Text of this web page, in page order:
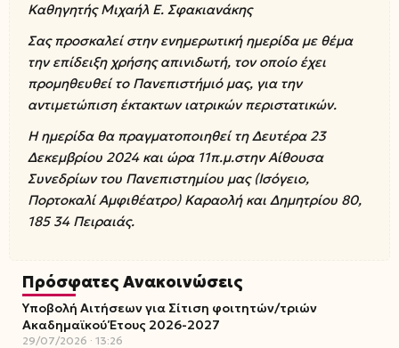
Καθηγητής Μιχαήλ Ε. Σφακιανάκης
Σας προσκαλεί στην ενημερωτική ημερίδα με θέμα
την επίδειξη χρήσης απινιδωτή, τον οποίο έχει
προμηθευθεί το Πανεπιστήμιό μας, για την
αντιμετώπιση έκτακτων ιατρικών περιστατικών.
Η ημερίδα θα πραγματοποιηθεί τη Δευτέρα 23
Δεκεμβρίου 2024 και ώρα 11π.μ.στην Αίθουσα
Συνεδρίων του Πανεπιστημίου μας (Ισόγειο,
Πορτοκαλί Αμφιθέατρο) Καραολή και Δημητρίου 80,
185 34 Πειραιάς.
Πρόσφατες Ανακοινώσεις
Υποβολή Αιτήσεων για Σίτιση φοιτητών/τριών
Ακαδημαϊκού Έτους 2026-2027
29/07/2026 13:26